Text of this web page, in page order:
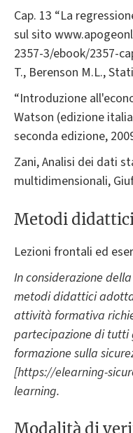
Cap. 13 “La
sul sito
2357-3/ebook/2357-
T., Berenson M.L.,
“Introduzione
Watson (edizione
seconda edizione,
Zani, Analisi dei dati
multidimensionali,
Metodi
Lezioni frontali ed
In considerazione
metodi didattici
attività formativa
partecipazione di tutti
formazione sulla
[https://elearning-
learning.
Modalità di